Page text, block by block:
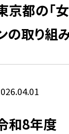
京都の「
の取り組
和8年度